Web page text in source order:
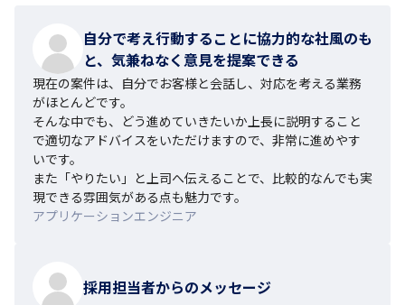
自分で考え行動することに協力的な社風のも
と、気兼ねなく意見を提案できる
現在の案件は、自分でお客様と会話し、対応を考える業務
がほとんどです。
そんな中でも、どう進めていきたいか上長に説明すること
で適切なアドバイスをいただけますので、非常に進めやす
いです。
また「やりたい」と上司へ伝えることで、比較的なんでも実
現できる雰囲気がある点も魅力です。
アプリケーションエンジニア
採用担当者からのメッセージ